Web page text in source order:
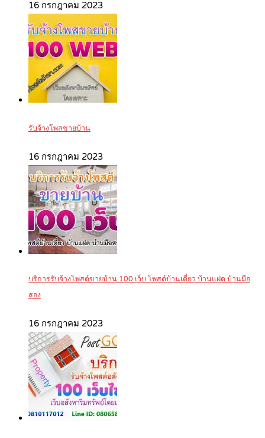
16 กรกฎาคม 2023
รับจ้างโพสขายบ้าน
16 กรกฎาคม 2023
บริการรับจ้างโพสต์ขายบ้าน 100 เว็บ โพสต์บ้านเดี่ยว บ้านแฝด บ้านมือ
สอง
16 กรกฎาคม 2023